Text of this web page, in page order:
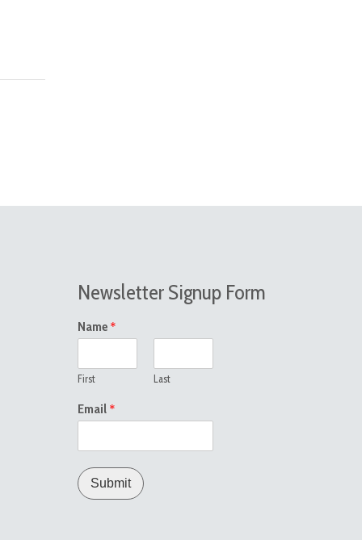
Newsletter Signup Form
Name *
First Last
Email *
Submit